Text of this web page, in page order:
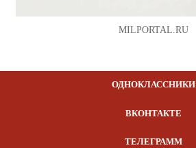
MILPORTAL.RU
ОДНОКЛАССНИКИ
ВКОНТАКТЕ
ТЕЛЕГРАММ